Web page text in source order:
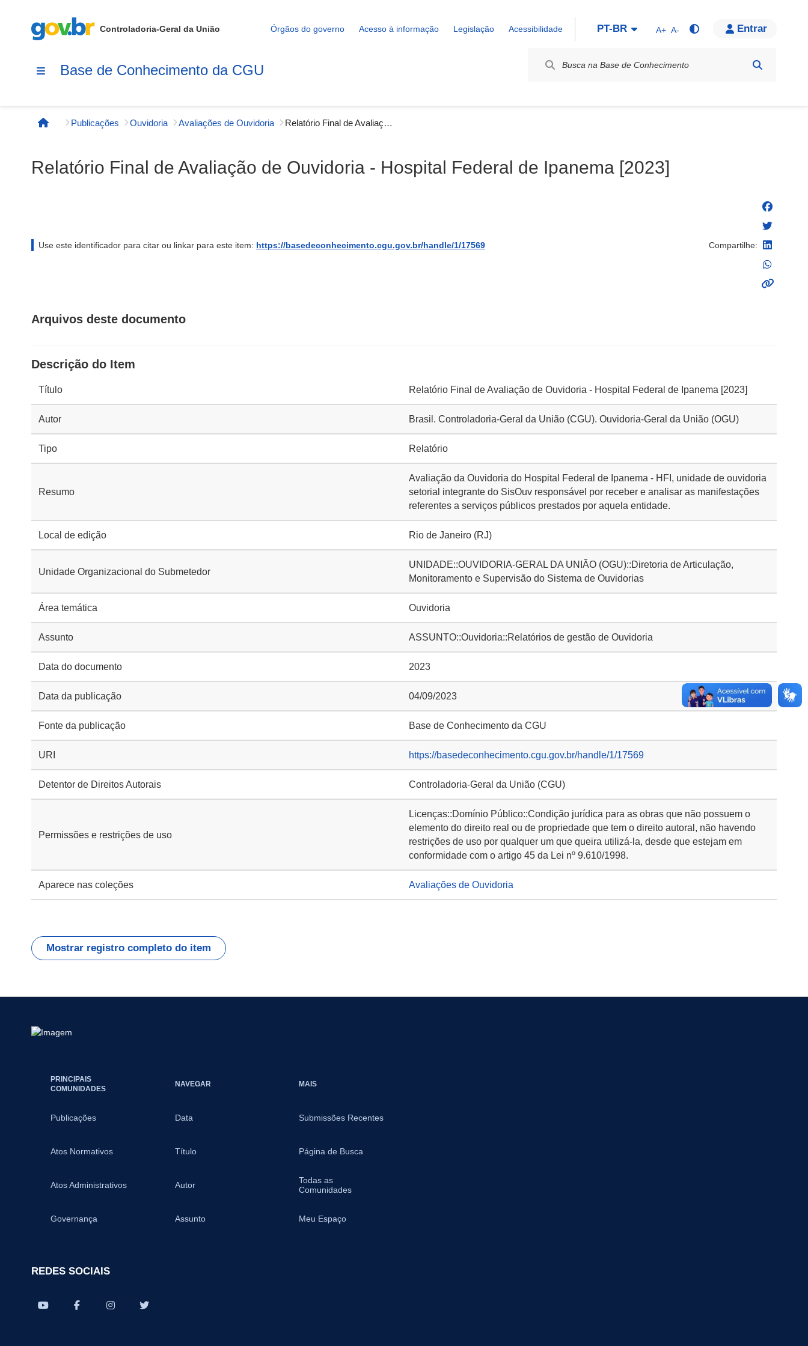
Controladoria-Geral da União Órgãos do governo Acesso à informação Legislação Acessibilidade PT-BR A+ A- Entrar
Base de Conhecimento da CGU
Página inicial
Publicações Ouvidoria Avaliações de Ouvidoria Relatório Final de Avaliação de Ouvidoria - Hospital Federal de Ipanema [2023]
Relatório Final de Avaliação de Ouvidoria - Hospital Federal de Ipanema [2023]
Use este identificador para citar ou linkar para este item: https://basedeconhecimento.cgu.gov.br/handle/1/17569 Compartilhe:
Arquivos deste documento
Descrição do Item
Título Relatório Final de Avaliação de Ouvidoria - Hospital Federal de Ipanema [2023]
Autor Brasil. Controladoria-Geral da União (CGU). Ouvidoria-Geral da União (OGU)
Tipo Relatório
Resumo
Avaliação da Ouvidoria do Hospital Federal de Ipanema - HFI, unidade de ouvidoria
setorial integrante do SisOuv responsável por receber e analisar as manifestações
referentes a serviços públicos prestados por aquela entidade.
Local de edição Rio de Janeiro (RJ)
Unidade Organizacional do Submetedor
UNIDADE::OUVIDORIA-GERAL DA UNIÃO (OGU)::Diretoria de Articulação,
Monitoramento e Supervisão do Sistema de Ouvidorias
Área temática Ouvidoria
Assunto ASSUNTO::Ouvidoria::Relatórios de gestão de Ouvidoria
Data do documento 2023
Data da publicação 04/09/2023
Fonte da publicação Base de Conhecimento da CGU
URI https://basedeconhecimento.cgu.gov.br/handle/1/17569
Detentor de Direitos Autorais Controladoria-Geral da União (CGU)
Permissões e restrições de uso
Licenças::Domínio Público::Condição jurídica para as obras que não possuem o
elemento do direito real ou de propriedade que tem o direito autoral, não havendo
restrições de uso por qualquer um que queira utilizá-la, desde que estejam em
conformidade com o artigo 45 da Lei nº 9.610/1998.
Aparece nas coleções Avaliações de Ouvidoria
Mostrar registro completo do item
PRINCIPAIS
COMUNIDADES
Publicações
Atos Normativos
Atos Administrativos
Governança
NAVEGAR
Data
Título
Autor
Assunto
MAIS
Submissões Recentes
Página de Busca
Todas as
Comunidades
Meu Espaço
REDES SOCIAIS